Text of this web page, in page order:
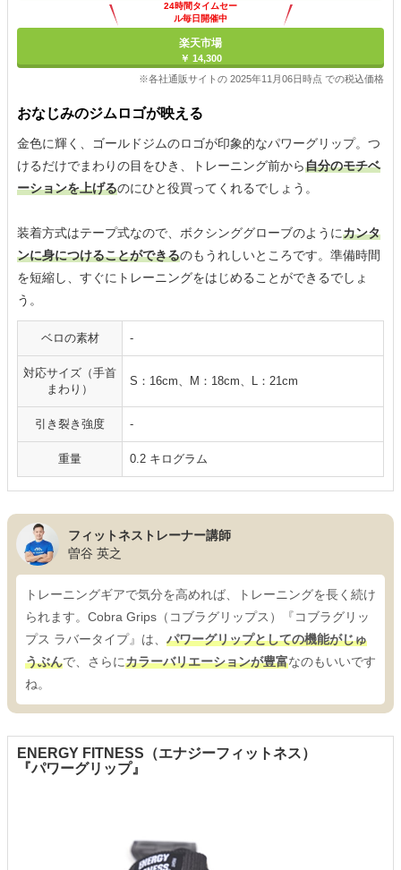
24時間タイムセー
ル毎日開催中
楽天市場
￥ 14,300
※各社通販サイトの 2025年11月06日時点 での税込価格
おなじみのジムロゴが映える
金色に輝く、ゴールドジムのロゴが印象的なパワーグリップ。つ
けるだけでまわりの目をひき、トレーニング前から自分のモチベ
ーションを上げるのにひと役買ってくれるでしょう。
装着方式はテープ式なので、ボクシンググローブのようにカンタ
ンに身につけることができるのもうれしいところです。準備時間
を短縮し、すぐにトレーニングをはじめることができるでしょ
う。
ベロの素材 -
対応サイズ（手首
まわり）
S：16cm、M：18cm、L：21cm
引き裂き強度 -
重量 0.2 キログラム
フィットネストレーナー講師
曽谷 英之
トレーニングギアで気分を高めれば、トレーニングを長く続け
られます。Cobra Grips（コブラグリップス）『コブラグリッ
プス ラバータイプ』は、 パワーグリップとしての機能がじゅ
うぶんで、さらにカラーバリエーションが豊富なのもいいです
ね。
ENERGY FITNESS（エナジーフィットネス）
『パワーグリップ』